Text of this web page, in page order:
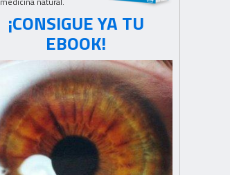
¡CONSIGUE YA TU
EBOOK!